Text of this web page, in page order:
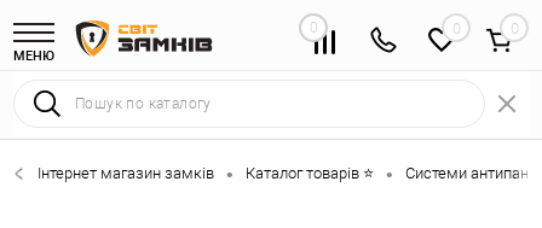
МЕНЮ
0 0
Інтернет магазин замків • Каталог товарів ⭐ • Системи